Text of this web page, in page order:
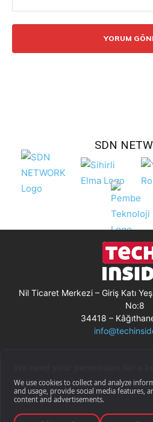
SDN
Nil Ticaret Merkezi – Giriş Katı
No:8
34418 –
Gizlilik
RSS